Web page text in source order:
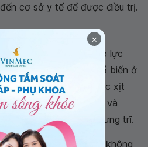
cơ sở y tế để được điều trị.
thể bị nặng thêm do áp lực
là tình trạng khá phổ biến ở
sinh. Thuốc bôi và thuốc xịt
độ ăn giàu chất xơ và
giảm táo bón và sưng trĩ.
tràng hoặc thụt mà không
×